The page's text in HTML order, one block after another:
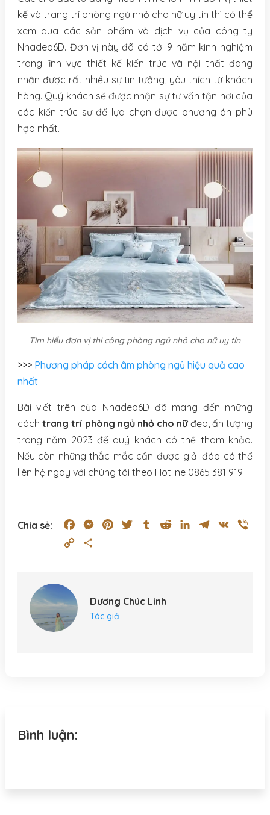
kế và trang trí phòng ngủ nhỏ cho nữ uy tín thì có thể
xem qua các sản phẩm và dịch vụ của công ty
Nhadep6D. Đơn vị này đã có tới 9 năm kinh nghiệm
trong lĩnh vực thiết kế kiến trúc và nội thất đang
nhận được rất nhiều sự tin tưởng, yêu thích từ khách
hàng. Quý khách sẽ được nhận sự tư vấn tận nơi của
các kiến trúc sư để lựa chọn được phương án phù
hợp nhất.
Tìm hiểu đơn vị thi công phòng ngủ nhỏ cho nữ uy tín
>>> Phương pháp cách âm phòng ngủ hiệu quả cao
nhất
Bài viết trên của Nhadep6D đã mang đến những
cách trang trí phòng ngủ nhỏ cho nữđẹp, ấn tượng
trong năm 2023 để quý khách có thể tham khảo.
Nếu còn những thắc mắc cần được giải đáp có thể
liên hệ ngay với chúng tôi theo Hotline 0865 381 919.
Chia sẻ: FacebookMessenger
PinterestTwitterTumblrRedditLinkedInTelegram
VK
Copy
Dương Chúc Linh
Tác giả
Bình luận: